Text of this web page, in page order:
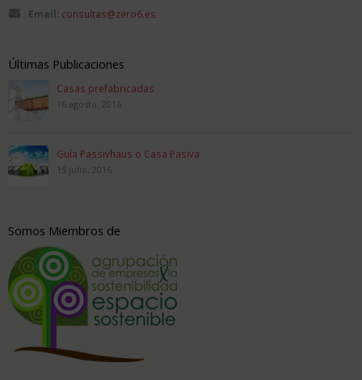
Email: consultas@zero6.es
Últimas Publicaciones
Casas prefabricadas
16 agosto, 2016
Guía Passivhaus o Casa Pasiva
15 julio, 2016
Somos Miembros de